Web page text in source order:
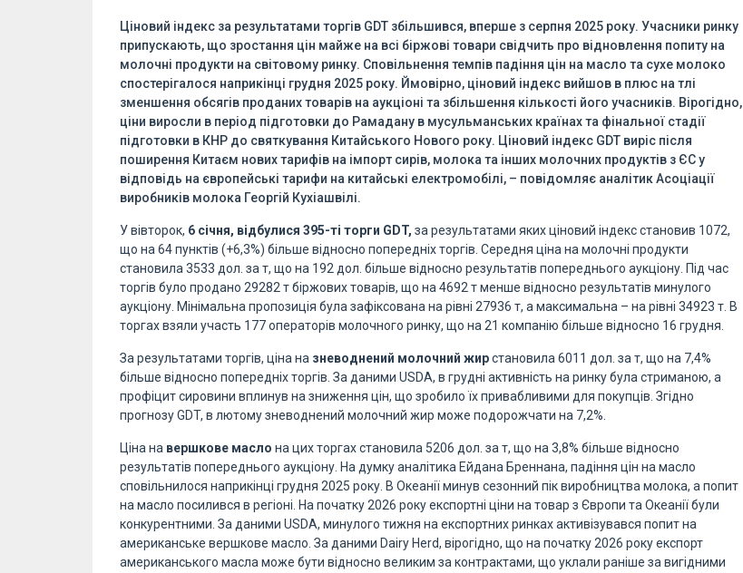
Ціновий індекс за результатами торгів GDT збільшився, вперше з серпня 2025 року. Учасники ринку
припускають, що зростання цін майже на всі біржові товари свідчить про відновлення попиту на
молочні продукти на світовому ринку. Сповільнення темпів падіння цін на масло та сухе молоко
спостерігалося наприкінці грудня 2025 року. Ймовірно, ціновий індекс вийшов в плюс на тлі
зменшення обсягів проданих товарів на аукціоні та збільшення кількості його учасників. Вірогідно,
ціни виросли в період підготовки до Рамадану в мусульманських країнах та фінальної стадії
підготовки в КНР до святкування Китайського Нового року. Ціновий індекс GDT виріс після
поширення Китаєм нових тарифів на імпорт сирів, молока та інших молочних продуктів з ЄС у
відповідь на європейські тарифи на китайські електромобілі, – повідомляє аналітик Асоціації
виробників молока Георгій Кухіашвілі.
У вівторок, 6 січня, відбулися 395-ті торги GDT, за результатами яких ціновий індекс становив 1072,
що на 64 пунктів (+6,3%) більше відносно попередніх торгів. Середня ціна на молочні продукти
становила 3533 дол. за т, що на 192 дол. більше відносно результатів попереднього аукціону. Під час
торгів було продано 29282 т біржових товарів, що на 4692 т менше відносно результатів минулого
аукціону. Мінімальна пропозиція була зафіксована на рівні 27936 т, а максимальна – на рівні 34923 т. В
торгах взяли участь 177 операторів молочного ринку, що на 21 компанію більше відносно 16 грудня.
За результатами торгів, ціна на зневоднений молочний жирстановила 6011 дол. за т, що на 7,4%
більше відносно попередніх торгів. За даними USDA, в грудні активність на ринку була стриманою, а
профіцит сировини вплинув на зниження цін, що зробило їх привабливими для покупців. Згідно
прогнозу GDT, в лютому зневоднений молочний жир може подорожчати на 7,2%.
Ціна на вершкове масло на цих торгах становила 5206 дол. за т, що на 3,8% більше відносно
результатів попереднього аукціону. На думку аналітика Ейдана Бреннана, падіння цін на масло
сповільнилося наприкінці грудня 2025 року. В Океанії минув сезонний пік виробництва молока, а попит
на масло посилився в регіоні. На початку 2026 року експортні ціни на товар з Європи та Океанії були
конкурентними. За даними USDA, минулого тижня на експортних ринках активізувався попит на
американське вершкове масло. За даними Dairy Herd, вірогідно, що на початку 2026 року експорт
американського масла може бути відносно великим за контрактами, що уклали раніше за вигідними